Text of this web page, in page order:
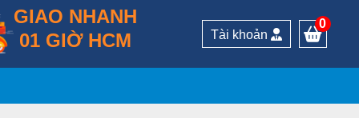
GIAO NHANH
01 GIỜ HCM
Tài khoản
0